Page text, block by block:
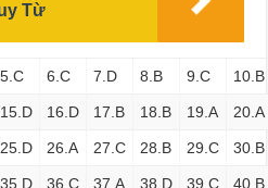
Từ
5.C 6.C 7.D 8.B 9.C 10.B
15.D 16.D 17.B 18.B 19.A 20.A
25.D 26.A 27.C 28.B 29.C 30.B
35.D 36.C 37.A 38.D 39.C 40.B